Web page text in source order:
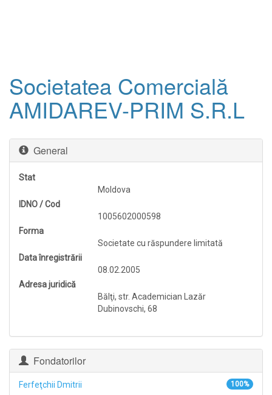
Societatea Comercială
AMIDAREV-PRIM S.R.L
General
Stat
Moldova
IDNO / Cod
1005602000598
Forma
Societate cu răspundere limitată
Data înregistrării
08.02.2005
Adresa juridică
Bălţi, str. Academician Lazăr
Dubinovschi, 68
Fondatorilor
Ferfeţchii Dmitrii 100%